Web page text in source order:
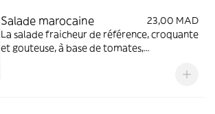
Salade marocaine
23,00 MAD
La salade fraicheur de référence, croquante
et gouteuse, à base de tomates,